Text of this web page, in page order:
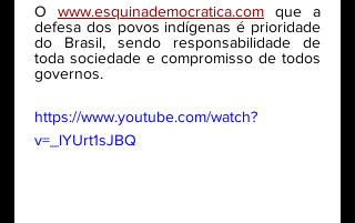
O www.esquinademocratica.com que a
defesa dos povos indígenas é prioridade
do Brasil, sendo responsabilidade de
toda sociedade e compromisso de todos
governos.
https://www.youtube.com/watch?
v=_lYUrt1sJBQ